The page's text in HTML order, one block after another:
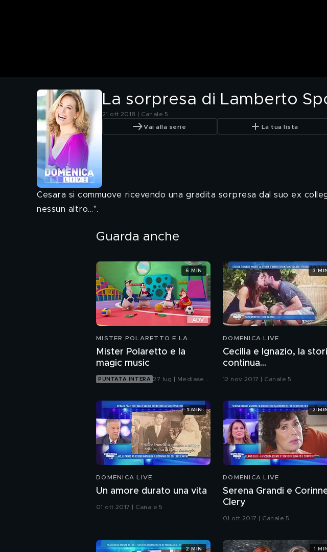
La sorpresa di Lamberto
21 ott 2018 | Canale 5
Vai alla serie La tua lista
Cesara si commuove ricevendo una gradita sorpresa dal suo ex
nessun altro...".
Guarda anche
MISTER POLARETTO E LA
Mister Polaretto e la
magic music
PUNTATA INTERA 27 lug | Mediaset
6 MIN
DOMENICA LIVE
Cecilia e Ignazio, la
continua...
12 nov 2017 | Canale 5
3
DOMENICA LIVE
Un amore durato una vita
01 ott 2017 | Canale 5
1 MIN
DOMENICA LIVE
Serena Grandi e
Clery
01 ott 2017 | Canale 5
2
2 MIN 1 MIN